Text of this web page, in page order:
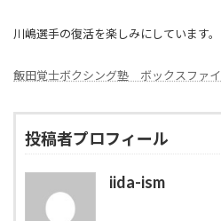
川嶋選手の復活を楽しみにしています。
飯田覚士ボクシング塾 ボックスファイ
投稿者プロフィール
iida-ism